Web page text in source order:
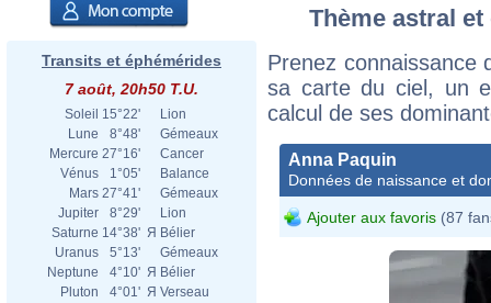
Transits et éphémérides
7 août, 20h50 T.U.
Soleil 15°22'
Lion
Lune
8°48'
Gémeaux
Mercure 27°16'
Cancer
Vénus
1°05'
Balance
Mars 27°41'
Gémeaux
Jupiter
8°29'
Lion
Saturne 14°38' Я Bélier
Uranus
5°13'
Gémeaux
Neptune
4°10' Я Bélier
Pluton
4°01' Я Verseau
Thème astral
Prenez connaissance
sa carte du ciel, un
calcul de ses
Anna Paquin
Données de naissance et
Ajouter aux favoris (87